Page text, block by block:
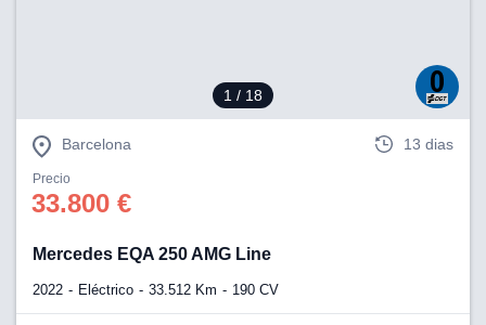
1 / 18
Barcelona 13 dias
Precio
33.800 €
Mercedes EQA 250 AMG Line
2022 Eléctrico 33.512 Km 190 CV